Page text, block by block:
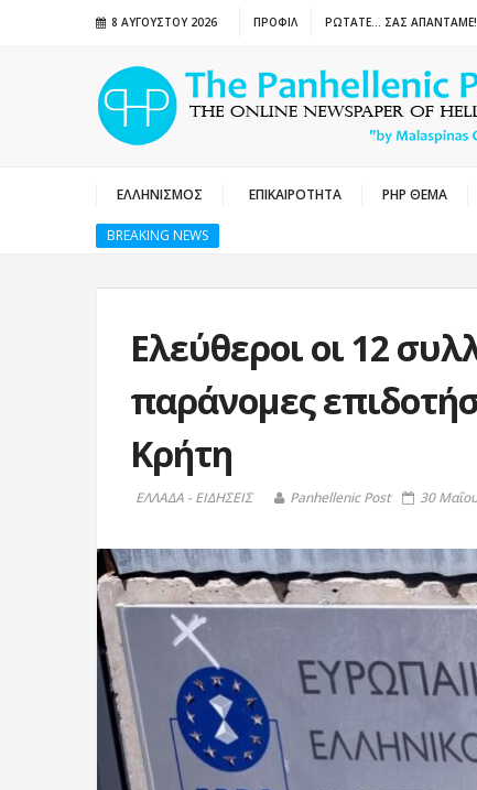
8 ΑΥΓΟΎΣΤΟΥ 2026 ΠΡΟΦΙΛ ΡΩΤΑΤΕ… ΣΑΣ ΑΠΑΝΤΑΜΕ!
ΕΛΛΗΝΙΣΜΟΣ ΕΠΙΚΑΙΡΟΤΗΤΑ PHP ΘΕΜΑ
BREAKING NEWS
Ελεύθεροι οι 12
παράνομες
Κρήτη
ΕΛΛΑΔΑ - ΕΙΔΗΣΕΙΣ Panhellenic Post 30